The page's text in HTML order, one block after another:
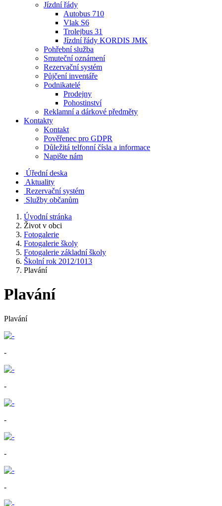
Jízdní řády
Autobus 710
Vlak S6
Trolejbus 31
Jízdní řády KORDIS JMK
Pohřební služba
Smuteční oznámení
Rezervační systém
Půjčení inventáře
Podnikatelé
Prodejny
Pohostinství
Reklamní a dárkové předměty
Kontakty
Kontakt
Pověřenec pro GDPR
Důležitá telfonní čísla a informace
Napište nám
Úřední deska
Aktuality
Rezervační systém
Služby občanům
Úvodní stránka
Život v obci
Fotogalerie
Fotogalerie školy
Fotogalerie základní školy
Školní rok 2012/1013
Plavání
Plavání
Plavání
-
-
-
-
-